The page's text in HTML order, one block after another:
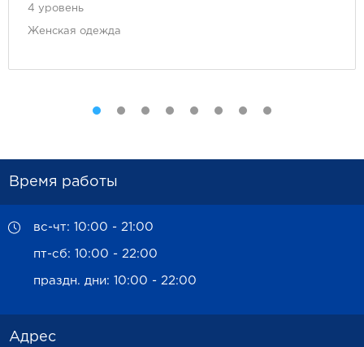
4 уровень
Женская одежда
Время работы
вс-чт: 10:00 - 21:00
пт-сб: 10:00 - 22:00
праздн. дни: 10:00 - 22:00
Адрес